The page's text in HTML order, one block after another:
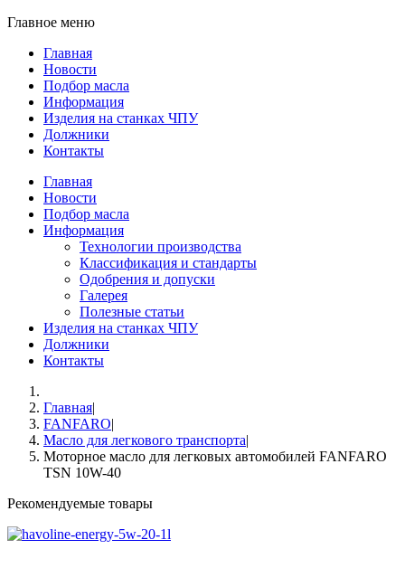
Главное меню
Главная
Новости
Подбор масла
Информация
Изделия на станках ЧПУ
Должники
Контакты
Главная
Новости
Подбор масла
Информация
Технологии производства
Классификация и стандарты
Одобрения и допуски
Галерея
Полезные статьи
Изделия на станках ЧПУ
Должники
Контакты
Главная|
FANFARO|
Масло для легкового транспорта|
Моторное масло для легковых автомобилей FANFARO
TSN 10W-40
Рекомендуемые товары